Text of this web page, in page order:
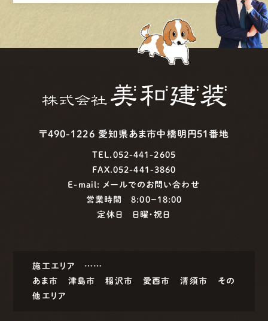
〒490-1226 愛知県あま市中橋明円51番地
TEL.052-441-2605
FAX.052-441-3860
E-mail:
メールでのお問い合わせ
営業時間 8:00−18:00
定休日 日曜・祝日
施工エリア ……
あま市
津島市 稲沢市 愛西市 清須市
その
他エリア